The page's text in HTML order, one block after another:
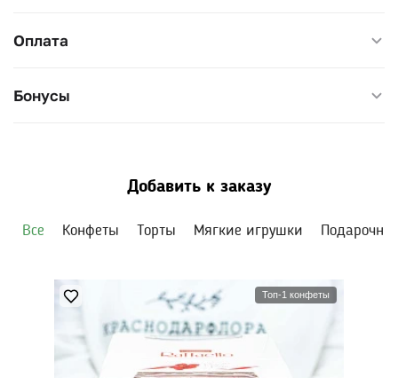
Оплата
Бонусы
Добавить к заказу
Все Конфеты Торты Мягкие игрушки
Топ-1 конфеты